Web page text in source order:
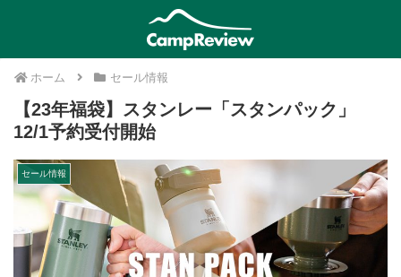
ホーム セール情報
【23年福袋】スタンレー「スタンパック」
12/1予約受付開始
セール情報